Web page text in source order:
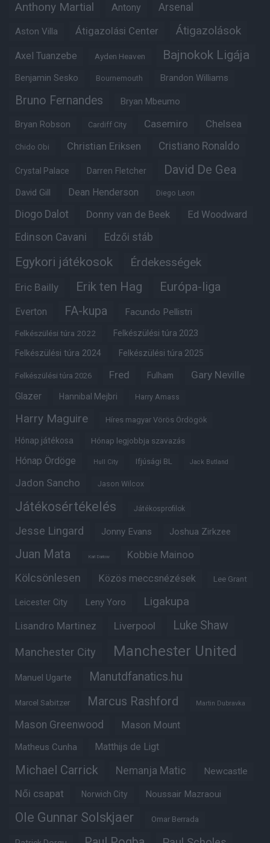
Anthony Martial Antony Arsenal
Aston Villa Átigazolási Center Átigazolások
Axel Tuanzebe Ayden Heaven Bajnokok Ligája
Benjamin Sesko Bournemouth Brandon Williams
Bruno Fernandes Bryan Mbeumo
Bryan Robson Cardiff City Casemiro Chelsea
Chido Obi Christian Eriksen Cristiano Ronaldo
Crystal Palace Darren Fletcher David De Gea
David Gill Dean Henderson Diego Leon
Diogo Dalot Donny van de Beek Ed Woodward
Edinson Cavani Edzői stáb
Egykori játékosok Érdekességek
Eric Bailly Erik ten Hag Európa-liga
Everton FA-kupa Facundo Pellistri
Felkészülési túra 2022 Felkészülési túra 2023
Felkészülési túra 2024 Felkészülési túra 2025
Felkészülési túra 2026 Fred Fulham Gary Neville
Glazer Hannibal Mejbri Harry Amass
Harry Maguire Híres magyar Vörös Ördögök
Hónap játékosa Hónap legjobbja szavazás
Hónap Ördöge Hull City Ifjúsági BL Jack Butland
Jadon Sancho Jason Wilcox
Játékosértékelés Játékosprofilok
Jesse Lingard Jonny Evans Joshua Zirkzee
Juan Mata Karl Darlow Kobbie Mainoo
Kölcsönlesen Közös meccsnézések Lee Grant
Leicester City Leny Yoro Ligakupa
Lisandro Martinez Liverpool Luke Shaw
Manchester City Manchester United
Manuel Ugarte Manutdfanatics.hu
Marcel Sabitzer Marcus Rashford Martin Dubravka
Mason Greenwood Mason Mount
Matheus Cunha Matthijs de Ligt
Michael Carrick Nemanja Matic Newcastle
Női csapat Norwich City Noussair Mazraoui
Ole Gunnar Solskjaer Omar Berrada